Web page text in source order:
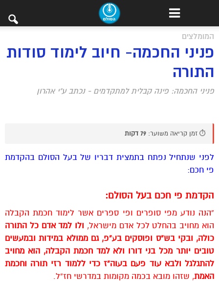
המומלצים
פניני החכמה- חיוב לימוד סודות
התורה
פניני החכמה: פינה קבלית למתקדמים - נכתב ע"י אהרון
⏱️ זמן קריאה משוער: 79 דקות
לפני שנתחיל נפתח בתמצית דבריו של בעל הסולם בהקדמת
פי חכם:
הקדמת פי חכם בעל הסולם:
“הנה נודע מפי סופרים ופי ספרים אשר לימוד חכמת הקבלה
הוא מחויב בהחלט לכל אדם מישראל, ולו למד אדם כל התורה
כולה, ובקי בש”ס ופוסקים בע”פ, גם ממולא במידות ובמעשים
טובים יותר מכל בני דורו ולא למד חכמת הקבלה, הוא מחויב
להתגלגל ולבא עוד פעם בעוה”ז כדי ללמוד רזי תורה וחכמת
האמת, שזהו מובא בכמה מקומות במדרשי חז”ל.